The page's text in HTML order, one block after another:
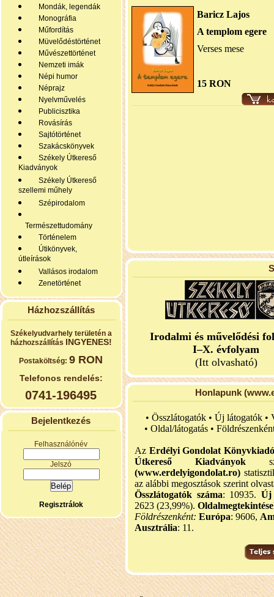
Mondák, legendák
Monográfia
Műfordítás
Müvelődéstörténet
Művészettörténet
Nemzeti imák
Népi humor
Néprajz
Nyelvművelés
Publicisztika
Rovásírás
Sajtótörténet
Szakácskönyvek
Székely Útkereső
Kiadványok
Székely Útkereső
szellemi műhely
Szépirodalom
Természettudomány
Történelem
Útikönyvek,
útleírások
Vallásos irodalom
Zenetörténet
Házhozszállítás
Székelyudvarhely területén a
házhozszállítás INGYENES!
Postaköltség:9 RON
Telefonos rendelés:
0741-196495
Bejelentkezés
Felhasználónév
Jelszó
Regisztrálok
Baricz Lajos
A templom egere
Verses mese
15 RON
Irodalmi és művelődési
I–X. évfolyam
(Itt olvasható)
Honlapunk
• Összlátogatók • Új látogatók •
• Oldal/látogatás •
Az Erdélyi Gondolat
Útkereső Kiadványok
(www.erdelyigondolat.ro)
az alábbi megosztások szerint
Összlátogatók száma: 10935. Új
2623 (23,99%).
Földrészenként: Európa: 9606,
Ausztrália: 11.